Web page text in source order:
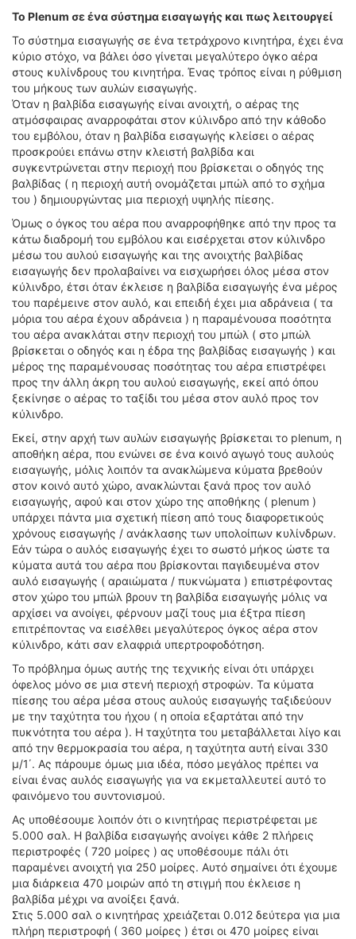
Το Plenum σε ένα σύστημα εισαγωγής και πως λειτουργεί
Το σύστημα εισαγωγής σε ένα τετράχρονο κινητήρα, έχει ένα
κύριο στόχο, να βάλει όσο γίνεται μεγαλύτερο όγκο αέρα
στους κυλίνδρους του κινητήρα. Ένας τρόπος είναι η ρύθμιση
του μήκους των αυλών εισαγωγής.
Όταν η βαλβίδα εισαγωγής είναι ανοιχτή, ο αέρας της
ατμόσφαιρας αναρροφάται στον κύλινδρο από την κάθοδο
του εμβόλου, όταν η βαλβίδα εισαγωγής κλείσει ο αέρας
προσκρούει επάνω στην κλειστή βαλβίδα και
συγκεντρώνεται στην περιοχή που βρίσκεται ο οδηγός της
βαλβίδας ( η περιοχή αυτή ονομάζεται μπώλ από το σχήμα
του ) δημιουργώντας μια περιοχή υψηλής πίεσης.
Όμως ο όγκος του αέρα που αναρροφήθηκε από την προς τα
κάτω διαδρομή του εμβόλου και εισέρχεται στον κύλινδρο
μέσω του αυλού εισαγωγής και της ανοιχτής βαλβίδας
εισαγωγής δεν προλαβαίνει να εισχωρήσει όλος μέσα στον
κύλινδρο, έτσι όταν έκλεισε η βαλβίδα εισαγωγής ένα μέρος
του παρέμεινε στον αυλό, και επειδή έχει μια αδράνεια ( τα
μόρια του αέρα έχουν αδράνεια ) η παραμένουσα ποσότητα
του αέρα ανακλάται στην περιοχή του μπώλ ( στο μπώλ
βρίσκεται ο οδηγός και η έδρα της βαλβίδας εισαγωγής ) και
μέρος της παραμένουσας ποσότητας του αέρα επιστρέφει
προς την άλλη άκρη του αυλού εισαγωγής, εκεί από όπου
ξεκίνησε ο αέρας το ταξίδι του μέσα στον αυλό προς τον
κύλινδρο.
Εκεί, στην αρχή των αυλών εισαγωγής βρίσκεται το plenum, η
αποθήκη αέρα, που ενώνει σε ένα κοινό αγωγό τους αυλούς
εισαγωγής, μόλις λοιπόν τα ανακλώμενα κύματα βρεθούν
στον κοινό αυτό χώρο, ανακλώνται ξανά προς τον αυλό
εισαγωγής, αφού και στον χώρο της αποθήκης ( plenum )
υπάρχει πάντα μια σχετική πίεση από τους διαφορετικούς
χρόνους εισαγωγής / ανάκλασης των υπολοίπων κυλίνδρων.
Εάν τώρα ο αυλός εισαγωγής έχει το σωστό μήκος ώστε τα
κύματα αυτά του αέρα που βρίσκονται παγιδευμένα στον
αυλό εισαγωγής ( αραιώματα / πυκνώματα ) επιστρέφοντας
στον χώρο του μπώλ βρουν τη βαλβίδα εισαγωγής μόλις να
αρχίσει να ανοίγει, φέρνουν μαζί τους μια έξτρα πίεση
επιτρέποντας να εισέλθει μεγαλύτερος όγκος αέρα στον
κύλινδρο, κάτι σαν ελαφριά υπερτροφοδότηση.
Το πρόβλημα όμως αυτής της τεχνικής είναι ότι υπάρχει
όφελος μόνο σε μια στενή περιοχή στροφών. Τα κύματα
πίεσης του αέρα μέσα στους αυλούς εισαγωγής ταξιδεύουν
με την ταχύτητα του ήχου ( η οποία εξαρτάται από την
πυκνότητα του αέρα ). Η ταχύτητα του μεταβάλλεται λίγο και
από την θερμοκρασία του αέρα, η ταχύτητα αυτή είναι 330
μ/1΄. Ας πάρουμε όμως μια ιδέα, πόσο μεγάλος πρέπει να
είναι ένας αυλός εισαγωγής για να εκμεταλλευτεί αυτό το
φαινόμενο του συντονισμού.
Ας υποθέσουμε λοιπόν ότι ο κινητήρας περιστρέφεται με
5.000 σαλ. Η βαλβίδα εισαγωγής ανοίγει κάθε 2 πλήρεις
περιστροφές ( 720 μοίρες ) ας υποθέσουμε πάλι ότι
παραμένει ανοιχτή για 250 μοίρες. Αυτό σημαίνει ότι έχουμε
μια διάρκεια 470 μοιρών από τη στιγμή που έκλεισε η
βαλβίδα μέχρι να ανοίξει ξανά.
Στις 5.000 σαλ ο κινητήρας χρειάζεται 0.012 δεύτερα για μια
πλήρη περιστροφή ( 360 μοίρες ) έτσι οι 470 μοίρες είναι
VIDEO
4TTV
ΝΕΑ ΜΟΝΤΕΛΑ
ΑΓΩΝΕΣ
CANDID CAMERA
ΤΕΧΝΟΛΟΓΙΑ
ΕΙΔΗΣΕΙΣ – ΠΑΡΟΥΣΙΑΣΕΙΣ
ΛΕΞΙΚΟ
ΠΕΡΙΒΑΛΛΟΝ
ΔΟΚΙΜΕΣ – ΠΑΡΟΥΣΙΑΣΕΙΣ
ΕΙΔΗΣΕΙΣ
ΑΓΩΝΕΣ
FORMULA 1
WRC
ΔΙΕΘΝΕΙΣ ΑΓΩΝΕΣ
ΕΛΛΗΝΙΚΟΙ ΑΓΩΝΕΣ
4T CLASSIC
ΜΟΝΤΕΛΑ
ΚΑΤΑΣΚΕΥΑΣΤΕΣ
ΠΡΟΣΩΠΙΚΟΤΗΤΕΣ
ΑΓΩΝΙΣΤΙΚΑ ΑΥΤΟΚΙΝΗΤΑ
ΑΓΩΝΕΣ/ΔΙΟΡΓΑΝΩΣΕΙΣ
ΑΓΟΡΑ
ΠΩΛΗΣΕΙΣ
ΠΡΟΣΦΟΡΕΣ
ΜΕΤΑΧΕΙΡΙΣΜΕΝΑ
2ΤΡΟΧΟΙ
ΟΔΗΓΟΥΜΕ
ΕΠΙΚΑΙΡΟΤΗΤΑ
ΑΓΩΝΕΣ
CLASSIC
ΑΡΧΕΙΟ ΤΕΥΧΩΝ